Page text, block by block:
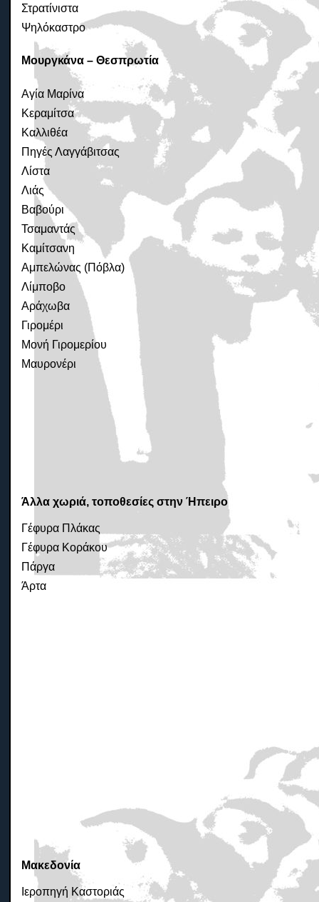
Στρατίνιστα
Ψηλόκαστρο
Μουργκάνα – Θεσπρωτία
Αγία Μαρίνα
Κεραμίτσα
Καλλιθέα
Πηγές Λαγγάβιτσας
Λίστα
Λιάς
Βαβούρι
Τσαμαντάς
Καμίτσανη
Αμπελώνας (Πόβλα)
Λίμποβο
Αράχωβα
Γιρομέρι
Μονή Γιρομερίου
Μαυρονέρι
Άλλα χωριά, τοποθεσίες στην Ήπειρο
Γέφυρα Πλάκας
Γέφυρα Κοράκου
Πάργα
Άρτα
Μακεδονία
Ιεροπηγή Καστοριάς